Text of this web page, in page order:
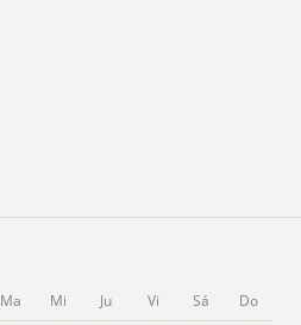
Ma Mi Ju Vi Sá Do